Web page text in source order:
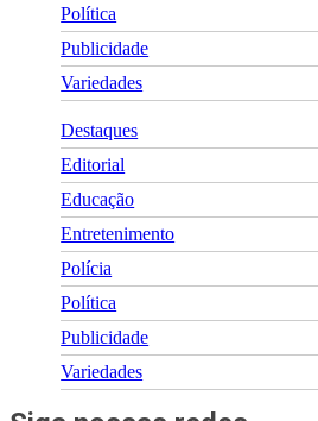
Política
Publicidade
Variedades
Destaques
Editorial
Educação
Entretenimento
Polícia
Política
Publicidade
Variedades